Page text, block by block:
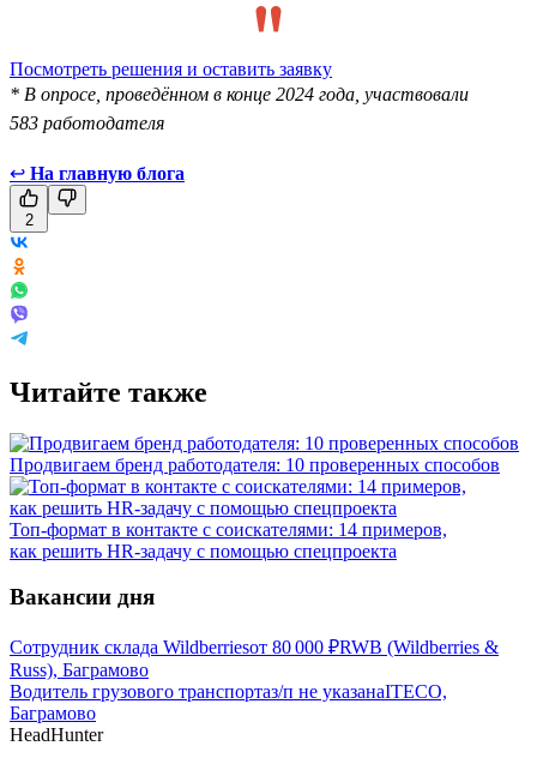
Посмотреть решения и оставить заявку
* В опросе, проведённом в конце 2024 года, участвовали
583 работодателя
↩ На главную блога
2
Читайте также
Продвигаем бренд работодателя: 10 проверенных способов
Топ-формат в контакте с соискателями: 14 примеров,
как решить HR-задачу с помощью спецпроекта
Вакансии дня
Сотрудник склада Wildberriesот 80 000 ₽RWB (Wildberries &
Russ), Баграмово
Водитель грузового транспортаз/п не указанаITECO,
Баграмово
HeadHunter